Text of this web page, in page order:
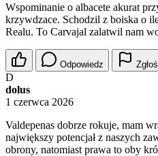
Wspominanie o albacete akurat
krzywdzace. Schodzil z boiska o
Realu. To Carvajal zalatwil nam
Odpowiedz Zgłoś
D
dolus
1 czerwca 2026
Valdepenas dobrze rokuje, mam
największy potencjał z naszych
obrony, natomiast prawa to oby